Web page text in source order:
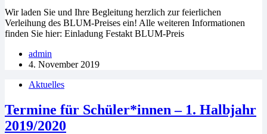
Wir laden Sie und Ihre Begleitung herzlich zur feierlichen
Verleihung des BLUM-Preises ein! Alle weiteren Informationen
finden Sie hier: Einladung Festakt BLUM-Preis
admin
4. November 2019
Aktuelles
Termine für Schüler*innen – 1. Halbjahr
2019/2020